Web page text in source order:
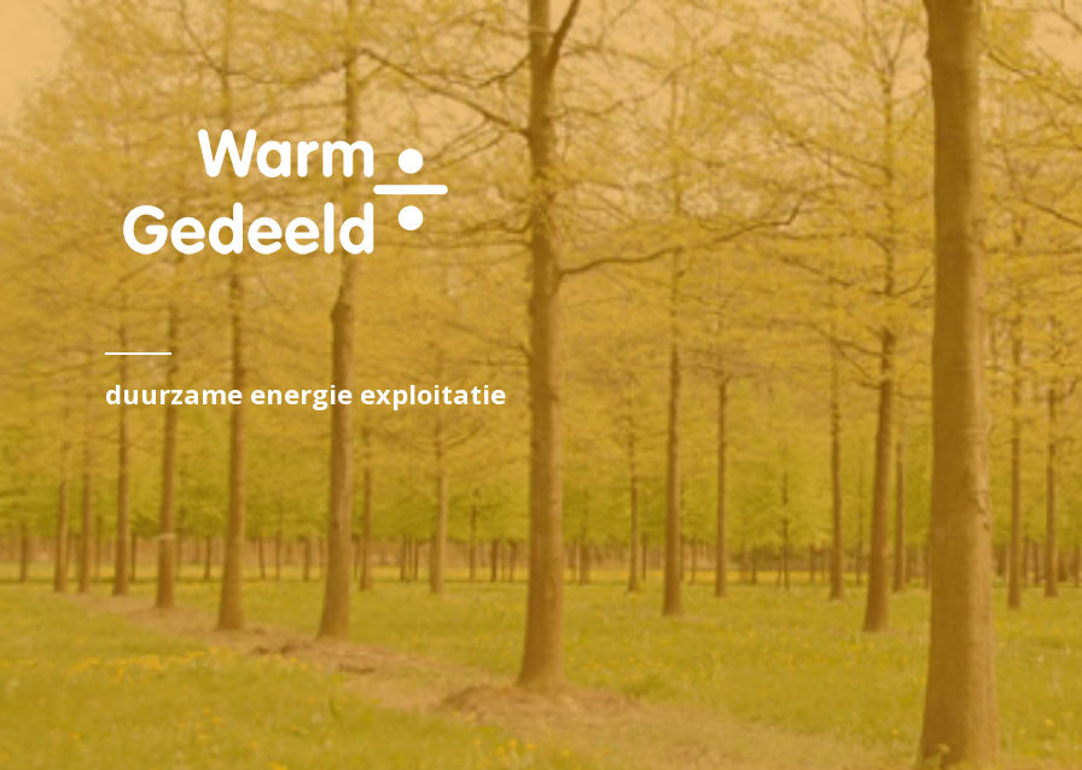
duurzame energie exploitatie